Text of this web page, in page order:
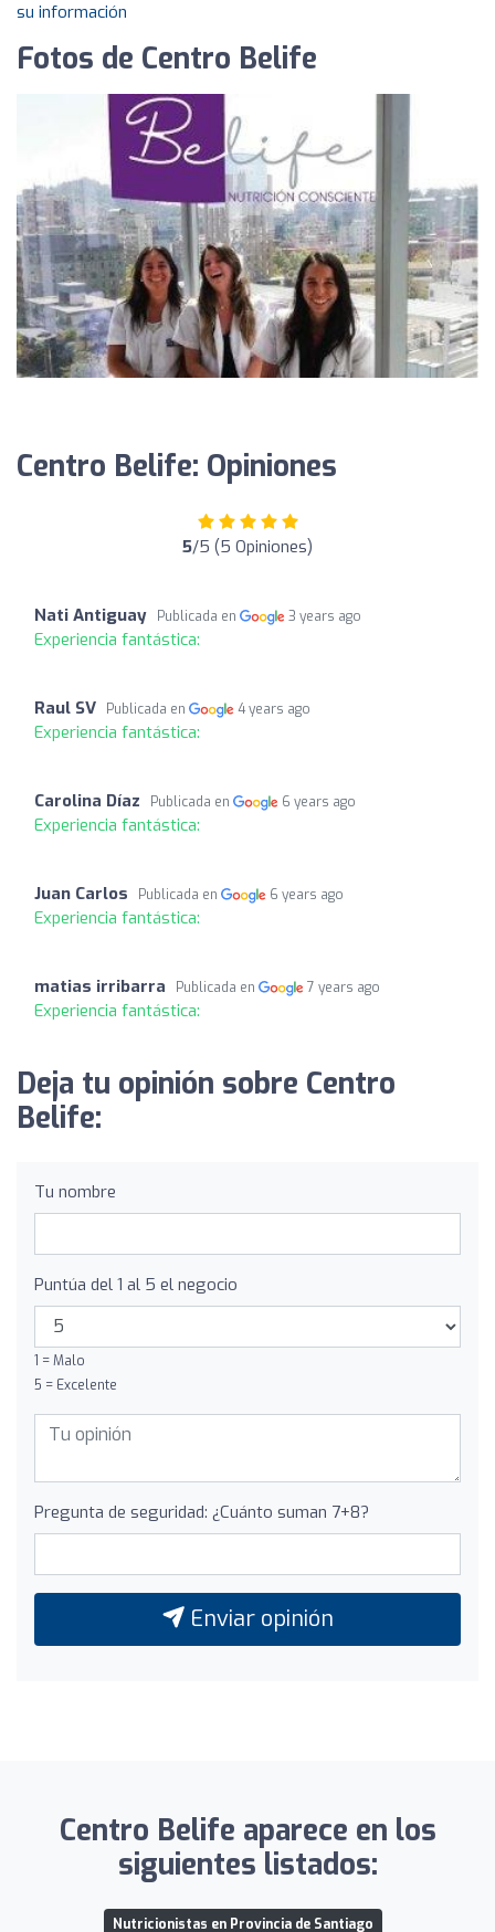
su información
Fotos de Centro Belife
Centro Belife: Opiniones
5/5 (5 Opiniones)
Nati Antiguay Publicada en 3 years ago
Experiencia fantástica:
Raul SV Publicada en 4 years ago
Experiencia fantástica:
Carolina Díaz Publicada en 6 years ago
Experiencia fantástica:
Juan Carlos Publicada en 6 years ago
Experiencia fantástica:
matias irribarra Publicada en 7 years ago
Experiencia fantástica:
Deja tu opinión sobre Centro
Belife:
Tu nombre
Puntúa del 1 al 5 el negocio
1 = Malo
5 = Excelente
Pregunta de seguridad: ¿Cuánto suman 7+8?
Enviar opinión
Centro Belife aparece en los
siguientes listados:
Nutricionistas en Provincia de Santiago